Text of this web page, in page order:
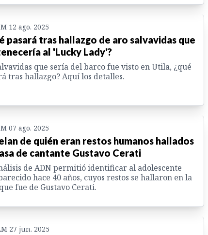
12 ago. 2025
pasará tras hallazgo de aro salvavidas que
al 'Lucky Lady'?
que sería del barco fue visto en Utila, ¿qué
tras hallazgo? Aquí los detalles.
07 ago. 2025
de quién eran restos humanos hallados
de cantante Gustavo Cerati
de ADN permitió identificar al adolescente
hace 40 años, cuyos restos se hallaron en la
fue de Gustavo Cerati.
27 jun. 2025